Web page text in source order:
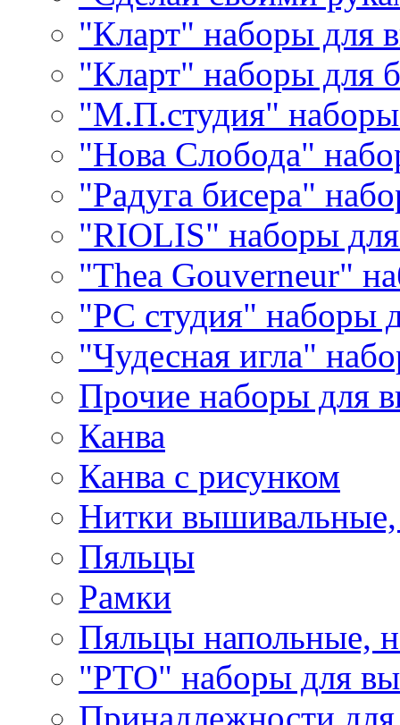
"Кларт" наборы для
"Кларт" наборы для
"М.П.студия"
"Нова Слобода"
"Радуга бисера"
"RIOLIS" наборы
"Thea Gouverneur"
"РС студия" наборы
"Чудесная игла"
Прочие наборы для
Канва
Канва с рисунком
Нитки
Пяльцы
Рамки
Пяльцы напольные,
"РТО" наборы для
Принадлежности